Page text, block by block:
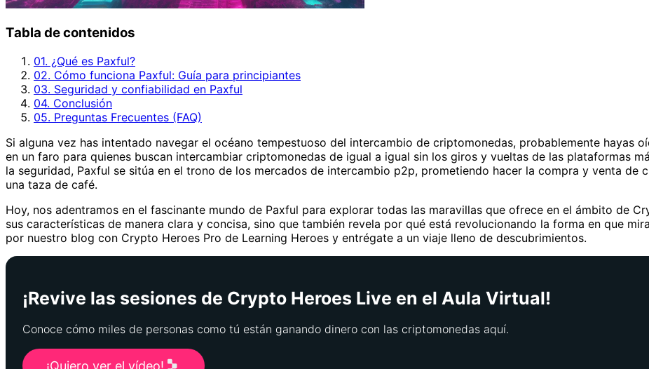
Tabla de contenidos
01. ¿Qué es Paxful?
02. Cómo funciona Paxful: Guía para principiantes
03. Seguridad y confiabilidad en Paxful
04. Conclusión
05. Preguntas Frecuentes (FAQ)
Si alguna vez has intentado navegar el océano tempestuoso del intercambio de criptomonedas, probablemente hayas
en un faro para quienes buscan intercambiar criptomonedas de igual a igual sin los giros y vueltas de las plataformas
la seguridad, Paxful se sitúa en el trono de los mercados de intercambio p2p, prometiendo hacer la compra y venta
una taza de café.
Hoy, nos adentramos en el fascinante mundo de Paxful para explorar todas las maravillas que ofrece en el ámbito de
sus características de manera clara y concisa, sino que también revela por qué está revolucionando la forma en que
por nuestro blog con Crypto Heroes Pro de Learning Heroes y entrégate a un viaje lleno de descubrimientos.
¡Revive las sesiones de Crypto Heroes Live en el Aula Virtual!
Conoce cómo miles de personas como tú están ganando dinero con las criptomonedas aquí.
¡Quiero ver el vídeo!